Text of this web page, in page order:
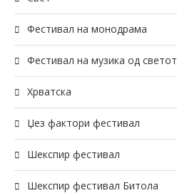
Фестивал на монодрама
Фестивал на музика од светот
Хрватска
Џез фактори фестивал
Шекспир фестивал
Шекспир фестивал Битола